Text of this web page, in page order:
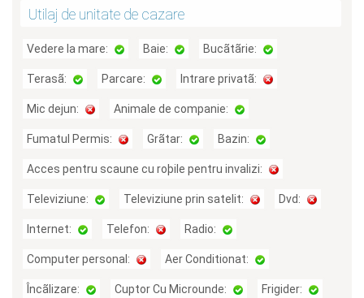
Utilaj de unitate de cazare
Vedere la mare: Baie: Bucãtãrie:
Terasã: Parcare: Intrare privatã:
Mic dejun: Animale de companie:
Fumatul Permis: Grãtar: Bazin:
Acces pentru scaune cu roþile pentru invalizi:
Televiziune: Televiziune prin satelit: Dvd:
Internet: Telefon: Radio:
Computer personal: Aer Conditionat:
Încãlizare: Cuptor Cu Microunde: Frigider: